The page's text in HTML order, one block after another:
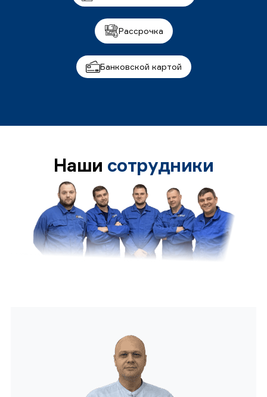
Рассрочка
Банковской картой
Наши сотрудники